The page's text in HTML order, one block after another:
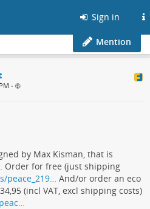
Sign in
Mention
•
by Max Kisman, that is
Order for free (just shipping
peace_219… And/or order an eco
(incl VAT, excl shipping costs)